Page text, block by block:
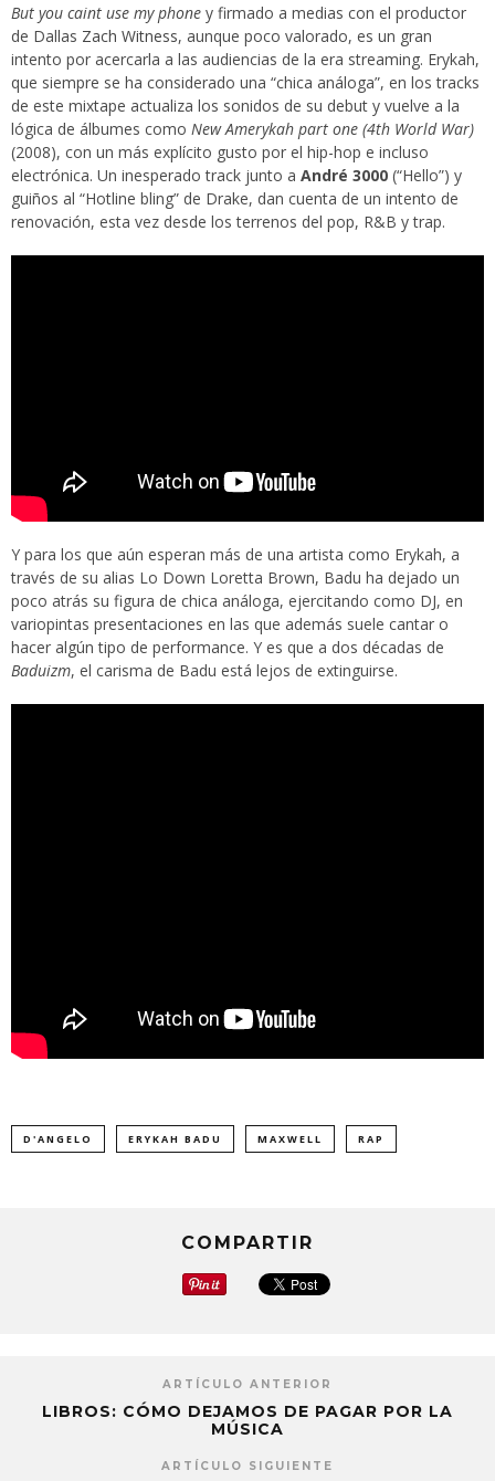
But you caint use my phone y firmado a medias con el productor
de Dallas Zach Witness, aunque poco valorado, es un gran
intento por acercarla a las audiencias de la era streaming. Erykah,
que siempre se ha considerado una “chica análoga”, en los tracks
de este mixtape actualiza los sonidos de su debut y vuelve a la
lógica de álbumes como New Amerykah part one (4th World War)
(2008), con un más explícito gusto por el hip-hop e incluso
electrónica. Un inesperado track junto a André 3000 (“Hello”) y
guiños al “Hotline bling” de Drake, dan cuenta de un intento de
renovación, esta vez desde los terrenos del pop, R&B y trap.
Y para los que aún esperan más de una artista como Erykah, a
través de su alias Lo Down Loretta Brown, Badu ha dejado un
poco atrás su figura de chica análoga, ejercitando como DJ, en
variopintas presentaciones en las que además suele cantar o
hacer algún tipo de performance. Y es que a dos décadas de
Baduizm, el carisma de Badu está lejos de extinguirse.
D'ANGELO ERYKAH BADU MAXWELL RAP
COMPARTIR
ARTÍCULO ANTERIOR
LIBROS: CÓMO DEJAMOS DE PAGAR POR LA
MÚSICA
ARTÍCULO SIGUIENTE